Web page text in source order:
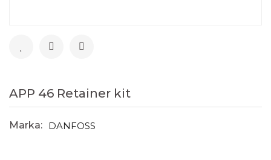
APP 46 Retainer kit
Marka: DANFOSS